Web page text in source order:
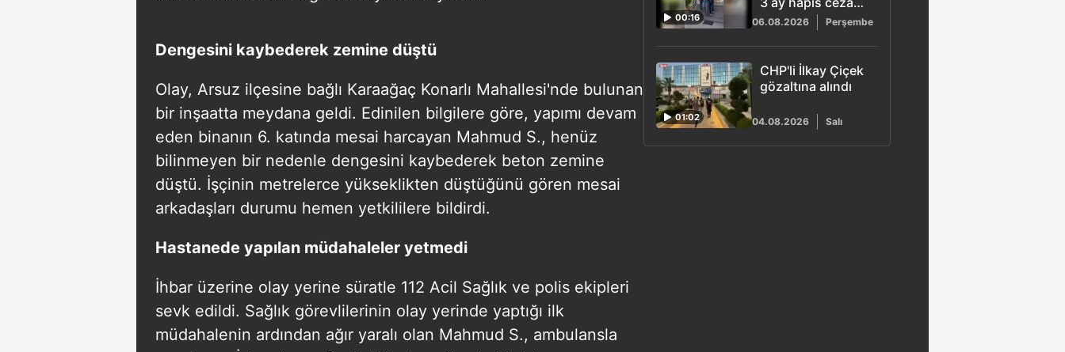
Dengesini kaybederek zemine düştü
Olay, Arsuz ilçesine bağlı Karaağaç Konarlı Mahallesi'nde bulunan
bir inşaatta meydana geldi. Edinilen bilgilere göre, yapımı devam
eden binanın 6. katında mesai harcayan Mahmud S., henüz
bilinmeyen bir nedenle dengesini kaybederek beton zemine
düştü. İşçinin metrelerce yükseklikten düştüğünü gören mesai
arkadaşları durumu hemen yetkililere bildirdi.
Hastanede yapılan müdahaleler yetmedi
İhbar üzerine olay yerine süratle 112 Acil Sağlık ve polis ekipleri
sevk edildi. Sağlık görevlilerinin olay yerinde yaptığı ilk
müdahalenin ardından ağır yaralı olan Mahmud S., ambulansla
00:16
bulunan ihraç
kıdemli albay
yakalandı
06.08.2026 Perşembe
01:02
CHP'li İlkay Çiçek
gözaltına alındı
04.08.2026 Salı